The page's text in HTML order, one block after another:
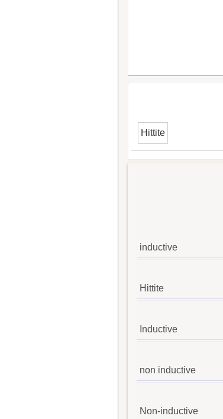
Hittite
inductive
Hittite
Inductive
non inductive
Non-inductive